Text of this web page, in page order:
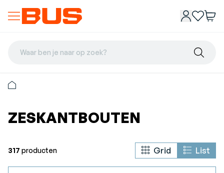
Waar ben je naar op zoek?
ZESKANTBOUTEN
317 producten Grid List